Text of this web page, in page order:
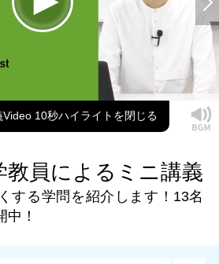
Picture-
in-
Picture
10秒ハイライト
教員によるミニ講義
する学問を紹介します！ 13名
！